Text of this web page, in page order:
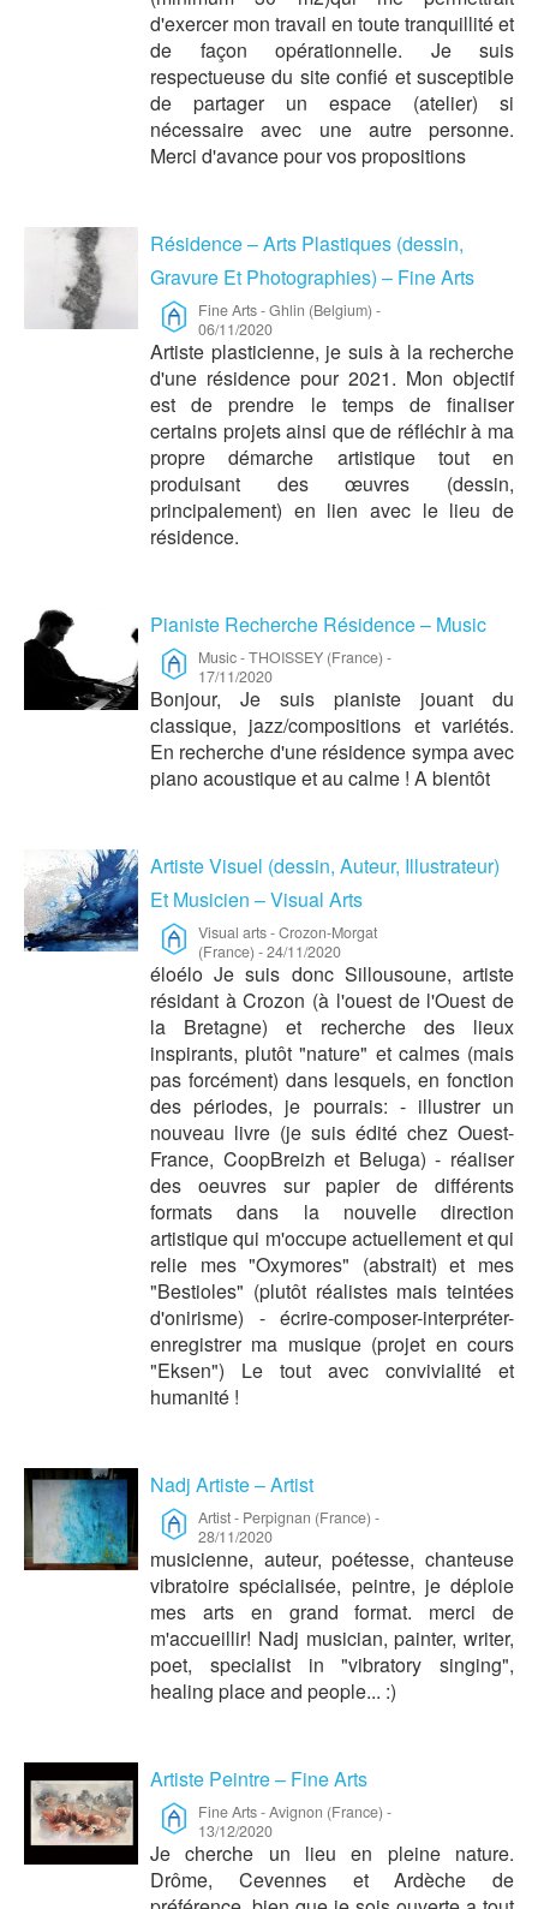
d'exercer mon travail en toute tranquillité et
de façon opérationnelle. Je suis
respectueuse du site confié et susceptible
de partager un espace (atelier) si
nécessaire avec une autre personne.
Merci d'avance pour vos propositions
Résidence – Arts Plastiques (dessin,
Gravure Et Photographies) – Fine Arts
Fine Arts-Ghlin (Belgium) -
06/11/2020
Artiste plasticienne, je suis à la recherche
d'une résidence pour 2021. Mon objectif
est de prendre le temps de finaliser
certains projets ainsi que de réfléchir à ma
propre démarche artistique tout en
produisant des œuvres (dessin,
principalement) en lien avec le lieu de
résidence.
Pianiste Recherche Résidence – Music
Music-THOISSEY (France) -
17/11/2020
Bonjour, Je suis pianiste jouant du
classique, jazz/compositions et variétés.
En recherche d'une résidence sympa avec
piano acoustique et au calme ! A bientôt
Artiste Visuel (dessin, Auteur, Illustrateur)
Et Musicien – Visual Arts
Visual arts-Crozon-Morgat
(France) -24/11/2020
éloélo Je suis donc Sillousoune, artiste
résidant à Crozon (à l'ouest de l'Ouest de
la Bretagne) et recherche des lieux
inspirants, plutôt "nature" et calmes (mais
pas forcément) dans lesquels, en fonction
des périodes, je pourrais: - illustrer un
nouveau livre (je suis édité chez Ouest-
France, CoopBreizh et Beluga) - réaliser
des oeuvres sur papier de différents
formats dans la nouvelle direction
artistique qui m'occupe actuellement et qui
relie mes "Oxymores" (abstrait) et mes
"Bestioles" (plutôt réalistes mais teintées
d'onirisme) - écrire-composer-interpréter-
enregistrer ma musique (projet en cours
"Eksen") Le tout avec convivialité et
humanité !
Nadj Artiste – Artist
Artist- Perpignan (France) -
28/11/2020
musicienne, auteur, poétesse, chanteuse
vibratoire spécialisée, peintre, je déploie
mes arts en grand format. merci de
m'accueillir! Nadj musician, painter, writer,
poet, specialist in "vibratory singing",
healing place and people... :)
Artiste Peintre – Fine Arts
Fine Arts-Avignon (France) -
13/12/2020
Je cherche un lieu en pleine nature.
Drôme, Cevennes et Ardèche de